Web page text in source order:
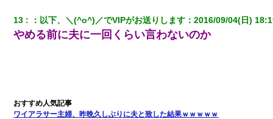
【身体で払わせて】女友達「ごめん、何も言わずにお金貸してく
ださい……」俺「いいよ！いくら？」女友達「10万円ぐら
い……」俺「ほい！10万！」→
13 ： 以下、＼(^o^)／でVIPがお送りします ：2016/09/04(日)
やめる前に夫に一回くらい言わないのか
ワイアラサー主婦、昨晩久しぶりに夫と致した結果ｗｗｗｗｗ